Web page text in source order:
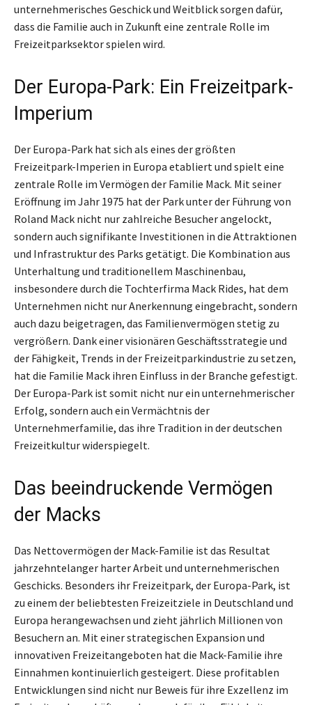
unternehmerisches Geschick und Weitblick sorgen dafür,
dass die Familie auch in Zukunft eine zentrale Rolle im
Freizeitparksektor spielen wird.
Der Europa-Park: Ein Freizeitpark-
Imperium
Der Europa-Park hat sich als eines der größten
Freizeitpark-Imperien in Europa etabliert und spielt eine
zentrale Rolle im Vermögen der Familie Mack. Mit seiner
Eröffnung im Jahr 1975 hat der Park unter der Führung von
Roland Mack nicht nur zahlreiche Besucher angelockt,
sondern auch signifikante Investitionen in die Attraktionen
und Infrastruktur des Parks getätigt. Die Kombination aus
Unterhaltung und traditionellem Maschinenbau,
insbesondere durch die Tochterfirma Mack Rides, hat dem
Unternehmen nicht nur Anerkennung eingebracht, sondern
auch dazu beigetragen, das Familienvermögen stetig zu
vergrößern. Dank einer visionären Geschäftsstrategie und
der Fähigkeit, Trends in der Freizeitparkindustrie zu setzen,
hat die Familie Mack ihren Einfluss in der Branche gefestigt.
Der Europa-Park ist somit nicht nur ein unternehmerischer
Erfolg, sondern auch ein Vermächtnis der
Unternehmerfamilie, das ihre Tradition in der deutschen
Freizeitkultur widerspiegelt.
Das beeindruckende Vermögen
der Macks
Das Nettovermögen der Mack-Familie ist das Resultat
jahrzehntelanger harter Arbeit und unternehmerischen
Geschicks. Besonders ihr Freizeitpark, der Europa-Park, ist
zu einem der beliebtesten Freizeitziele in Deutschland und
Europa herangewachsen und zieht jährlich Millionen von
Besuchern an. Mit einer strategischen Expansion und
innovativen Freizeitangeboten hat die Mack-Familie ihre
Einnahmen kontinuierlich gesteigert. Diese profitablen
Entwicklungen sind nicht nur Beweis für ihre Exzellenz im